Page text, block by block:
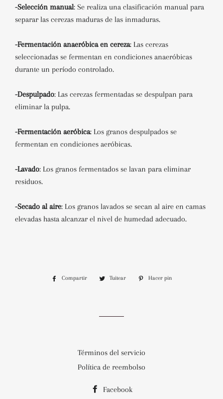
-Selección manual: Se realiza una clasificación manual para
separar las cerezas maduras de las inmaduras.
-Fermentación anaeróbica en cereza: Las cerezas
seleccionadas se fermentan en condiciones anaeróbicas
durante un período controlado.
-Despulpado: Las cerezas fermentadas se despulpan para
eliminar la pulpa.
-Fermentación aeróbica: Los granos despulpados se
fermentan en condiciones aeróbicas.
-Lavado: Los granos fermentados se lavan para eliminar
residuos.
-Secado al aire: Los granos lavados se secan al aire en camas
elevadas hasta alcanzar el nivel de humedad adecuado.
Compartir
CompartirTuitear
Tuitear
Hacer pin
Términos del servicio
Política de reembolso
Facebook